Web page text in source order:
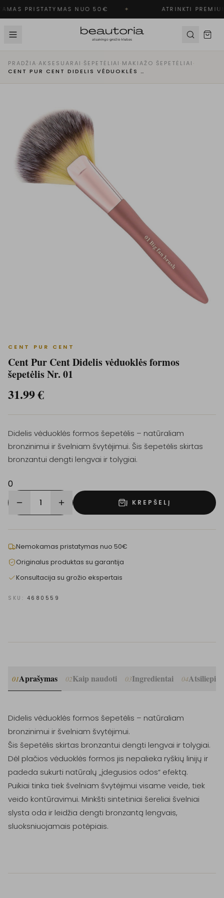
PRISTATYMAS NUO 50€ ✦ ATRINKTI
PRADŽIA·AKSESUARAI ·ŠEPETĖLIAI ·MAKIAŽO ŠEPETĖLIAI ·
CENT PUR CENT DIDELIS VĖDUOKLĖS FORMOS ŠEPETĖLIS NR. 01
CENT PUR CENT
Cent Pur Cent Didelis vėduoklės formos
šepetėlis Nr. 01
31.99€
Didelis vėduoklės formos šepetėlis – natūraliam
bronzinimui ir švelniam švytėjimui. Šis šepetėlis skirtas
bronzantui dengti lengvai ir tolygiai.
0
1 Į KREPŠELĮ
Nemokamas pristatymas nuo 50€
Originalus produktas su garantija
Konsultacija su grožio ekspertais
SKU: 4680559
01Aprašymas 02Kaip naudoti 03Ingredientai 04
Didelis vėduoklės formos šepetėlis – natūraliam
bronzinimui ir švelniam švytėjimui.
Šis šepetėlis skirtas bronzantui dengti lengvai ir tolygiai.
Dėl plačios vėduoklės formos jis nepalieka ryškių linijų ir
padeda sukurti natūralų „įdegusios odos“ efektą.
Puikiai tinka tiek švelniam švytėjimui visame veide, tiek
veido kontūravimui. Minkšti sintetiniai šereliai švelniai
slysta oda ir leidžia dengti bronzantą lengvais,
sluoksniuojamais potėpiais.